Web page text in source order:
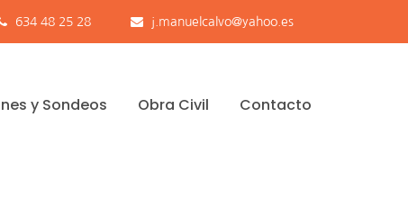
634 48 25 28 j.manuelcalvo@yahoo.es
y Sondeos Obra Civil Contacto